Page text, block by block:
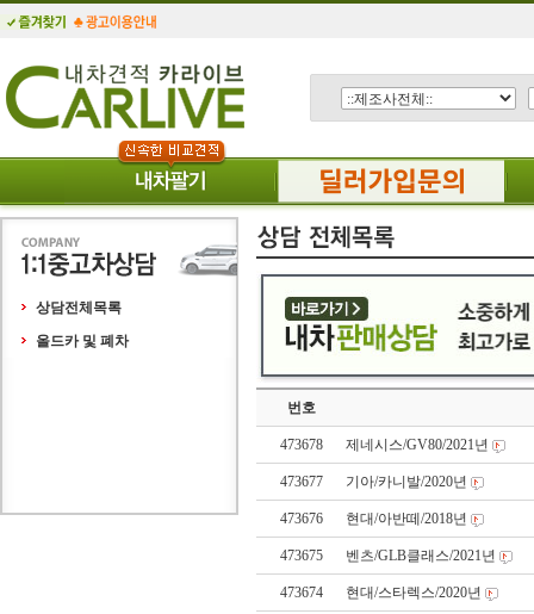
상담전체목록
올드카 및 폐차
번호
473678 제네시스/GV80/2021년
473677 기아/카니발/2020년
473676 현대/아반떼/2018년
473675 벤츠/GLB클래스/2021년
473674 현대/스타렉스/2020년